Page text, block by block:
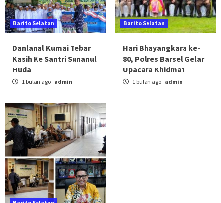
Barito Selatan
Danlanal Kumai Tebar
Kasih Ke Santri Sunanul
Huda
1 bulan ago admin
Barito Selatan
Hari Bhayangkara ke-
80, Polres Barsel Gelar
Upacara Khidmat
1 bulan ago admin